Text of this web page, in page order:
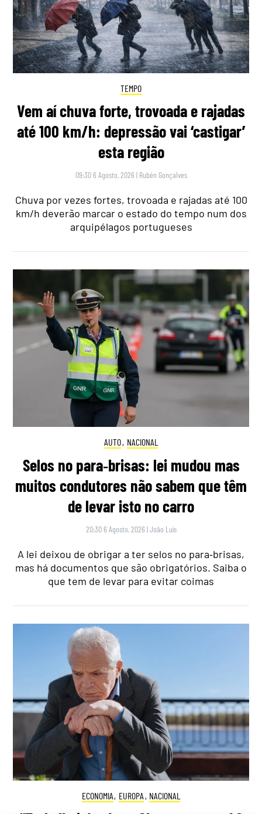
TEMPO
Vem aí chuva forte, trovoada e rajadas
até 100 km/h: depressão vai ‘castigar’
esta região
09:30 6 Agosto, 2026 | Rubén Gonçalves
Chuva por vezes fortes, trovoada e rajadas até 100
km/h deverão marcar o estado do tempo num dos
arquipélagos portugueses
AUTO, NACIONAL
Selos no para‑brisas: lei mudou mas
muitos condutores não sabem que têm
de levar isto no carro
20:30 6 Agosto, 2026 |João Luís
A lei deixou de obrigar a ter selos no para‑brisas,
mas há documentos que são obrigatórios. Saiba o
que tem de levar para evitar coimas
ECONOMIA, EUROPA , NACIONAL